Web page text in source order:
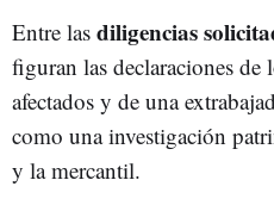
Entre las diligencias
figuran las declaraciones de
afectados y de una
como una investigación
y la mercantil.